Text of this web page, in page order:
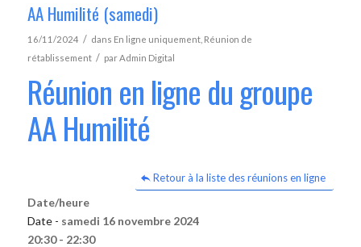
AA Humilité (samedi)
16/11/2024 / dans En ligne uniquement, Réunion de
rétablissement / parAdmin Digital
Réunion en ligne du groupe
AA Humilité
Retour à la liste des réunions en ligne
Date/heure
Date - samedi 16 novembre 2024
20:30 - 22:30